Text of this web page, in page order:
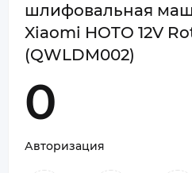
шлифовальная
Xiaomi HOTO 12V
(QWLDM002)
0
Авторизация